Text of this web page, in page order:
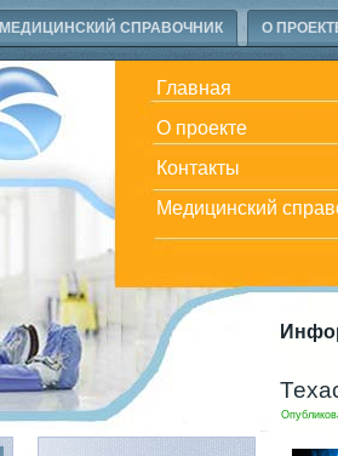
МЕДИЦИНСКИЙ СПРАВОЧНИК О
Главная
О проекте
Контакты
Медицинский